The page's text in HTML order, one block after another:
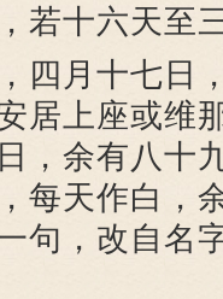
若十六天至
月十七日
居上座或维
，余有八十
每天作白，
句，改自名